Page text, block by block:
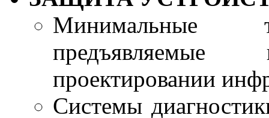
Минимальные
проектировании
Системы